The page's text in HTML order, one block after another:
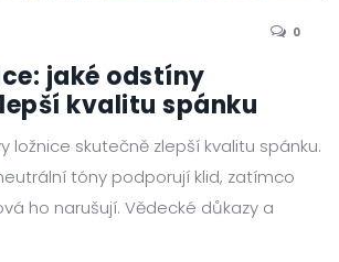
0
jaké odstíny
kvalitu spánku
ložnice skutečně zlepší kvalitu spánku.
tóny podporují klid, zatímco
ho narušují. Vědecké důkazy a